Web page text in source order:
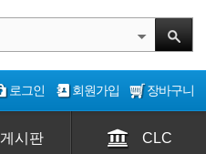
로그인 회원가입 장바구니
게시판 CLC